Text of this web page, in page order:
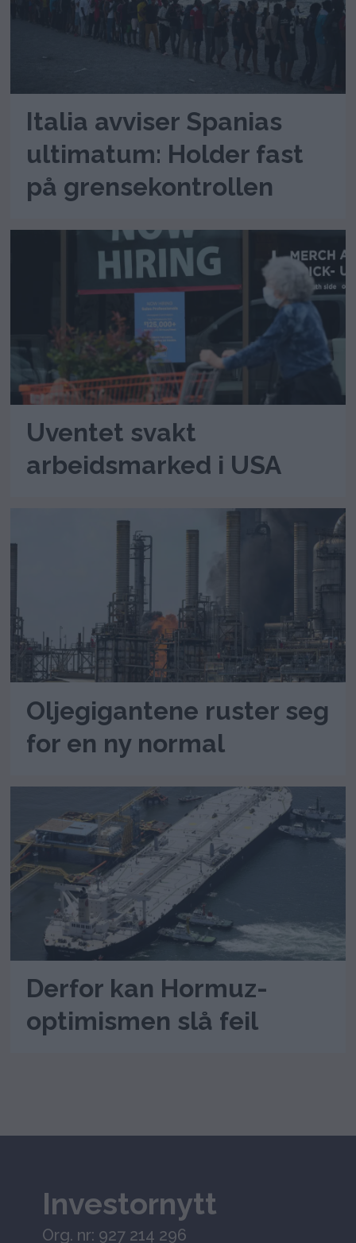
Italia avviser Spanias
ultimatum: Holder fast
på grensekontrollen
Uventet svakt
arbeidsmarked i USA
Oljegigantene ruster seg
for en ny normal
Derfor kan Hormuz-
optimismen slå feil
Investornytt
Org. nr: 927 214 296